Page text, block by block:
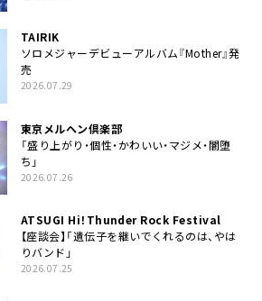
TAIRIK
ソロメジャーデビューアルバム『Mother』発
売
2026.07.29
東京メルヘン倶楽部
「盛り上がり・個性・かわいい・マジメ・闇堕
ち」
2026.07.26
ATSUGI Hi！Thunder Rock Festival
【座談会】「遺伝子を継いでくれるのは、やは
りバンド」
2026.07.25